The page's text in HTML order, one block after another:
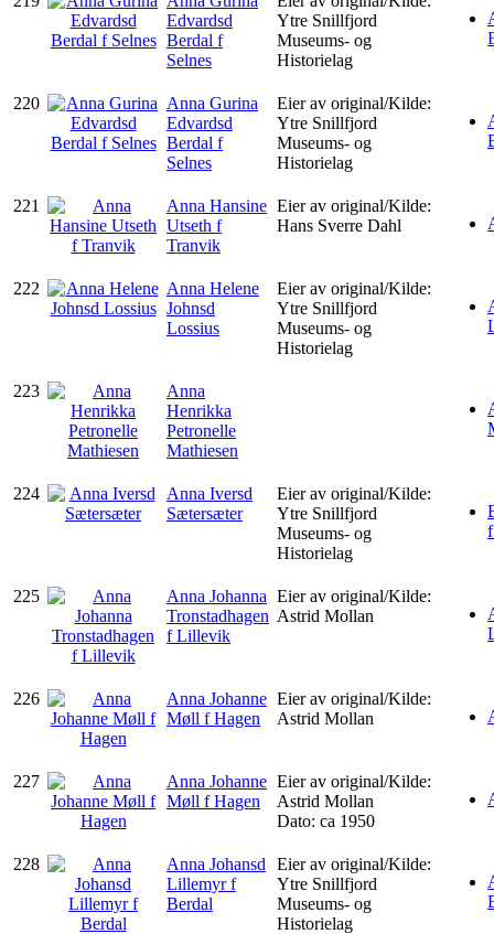
Edvardsd
Berdal f
Selnes
Ytre Snillfjord
Museums- og
Historielag
220
Anna Gurina
Edvardsd
Berdal f
Selnes
Eier av original/Kilde:
Ytre Snillfjord
Museums- og
Historielag
221
Anna Hansine
Utseth f
Tranvik
Eier av original/Kilde:
Hans Sverre Dahl
222
Anna Helene
Johnsd
Lossius
Eier av original/Kilde:
Ytre Snillfjord
Museums- og
Historielag
223
Anna
Henrikka
Petronelle
Mathiesen
224
Anna Iversd
Sætersæter
Eier av original/Kilde:
Ytre Snillfjord
Museums- og
Historielag
225
Anna Johanna
Tronstadhagen
f Lillevik
Eier av original/Kilde:
Astrid Mollan
226
Anna Johanne
Møll f Hagen
Eier av original/Kilde:
Astrid Mollan
227
Anna Johanne
Møll f Hagen
Eier av original/Kilde:
Astrid Mollan
Dato: ca 1950
228
Anna Johansd
Lillemyr f
Berdal
Eier av original/Kilde:
Ytre Snillfjord
Museums- og
Historielag